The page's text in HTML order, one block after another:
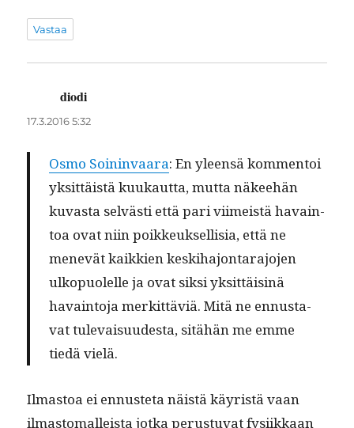
Vastaa
diodi
17.3.2016 5:32
Osmo Soin­in­vaara: En yleen­sä kom­men­toi
yksit­täistä kuukaut­ta, mut­ta näkee­hän
kuvas­ta selvästi että pari viimeistä havain­
toa ovat niin poikkeuk­sel­lisia, että ne
menevät kaikkien keski­ha­jon­tara­jo­jen
ulkop­uolelle ja ovat sik­si yksit­täis­inä
havain­to­ja merkit­täviä. Mitä ne ennus­ta­
vat tule­vaisu­ud­es­ta, sitähän me emme
tiedä vielä.
Ilmas­toa ei ennuste­ta näistä käyristä vaan
ilmas­tom­a­lleista jot­ka perus­tu­vat fysi­ikkaan